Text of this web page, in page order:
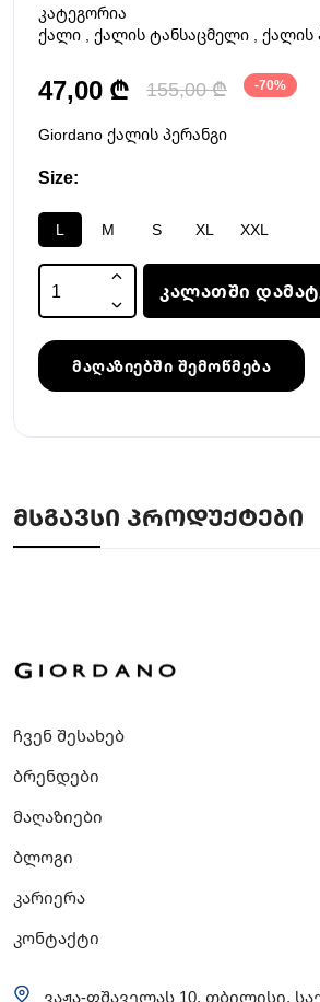
კატეგორია
ქალი
ქალის ტანსაცმელი ქალის
47,00 ₾ 155,00 ₾ -70%
Giordano ქალის პერანგი
Size:
L M S XL XXL
კალათში
მაღაზიებში შემოწმება
ᲛᲡᲒᲐᲕᲡᲘ ᲞᲠᲝᲓᲣᲥᲢᲔᲑᲘ
ჩვენ შესახებ
ბრენდები
მაღაზიები
ბლოგი
კარიერა
კონტაქტი
ვაჟა-ფშაველას 10, თბილისი,